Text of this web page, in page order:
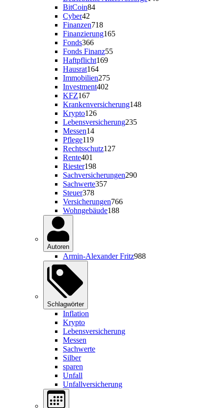
BitCoin84
Cyber42
Finanzen718
Finanzierung165
Fonds366
Fonds Finanz55
Haftpflicht169
Hausrat164
Immobilien275
Investment402
KFZ167
Krankenversicherung148
Krypto126
Lebensversicherung235
Messen14
Pflege119
Rechtsschutz127
Rente401
Riester198
Sachversicherungen290
Sachwerte357
Steuer378
Versicherungen766
Wohngebäude188
Autoren
Armin-Alexander Fritz988
Schlagwörter
Inflation
Krypto
Lebensversicherung
Messen
Sachwerte
Silber
sparen
Unfall
Unfallversicherung